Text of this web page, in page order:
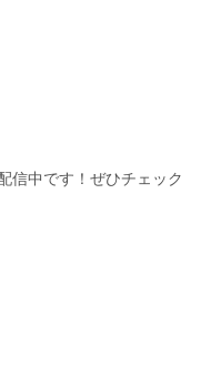
信中です！ぜひチェック